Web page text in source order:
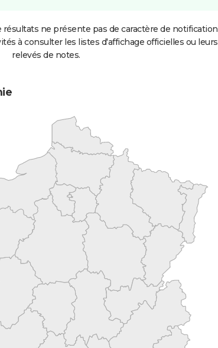
ne présente pas de caractère de notification
à consulter les listes d'affichage officielles ou leurs
relevés de notes.